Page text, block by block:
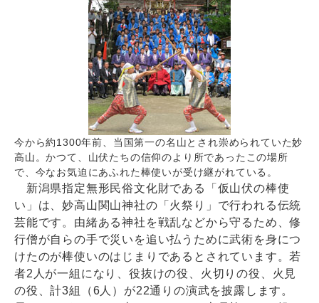
今から約1300年前、当国第一の名山とされ崇められていた妙
高山。かつて、山伏たちの信仰のより所であったこの場所
で、今なお気迫にあふれた棒使いが受け継がれている。
新潟県指定無形民俗文化財である「仮山伏の棒使
い」は、妙高山関山神社の「火祭り」で行われる伝統
芸能です。由緒ある神社を戦乱などから守るため、修
行僧が自らの手で災いを追い払うために武術を身につ
けたのが棒使いのはじまりであるとされています。若
者2人が一組になり、役抜けの役、火切りの役、火見
の役、計3組（6人）が22通りの演武を披露します。